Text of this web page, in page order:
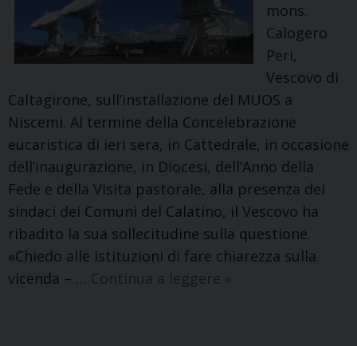
mons.
Calogero
Peri,
Vescovo di
Caltagirone, sull’installazione del MUOS a
Niscemi. Al termine della Concelebrazione
eucaristica di ieri sera, in Cattedrale, in occasione
dell’inaugurazione, in Diocesi, dell’Anno della
Fede e della Visita pastorale, alla presenza dei
sindaci dei Comuni del Calatino, il Vescovo ha
ribadito la sua sollecitudine sulla questione.
«Chiedo alle Istituzioni di fare chiarezza sulla
vicenda – … Continua a leggere Nuovo
»